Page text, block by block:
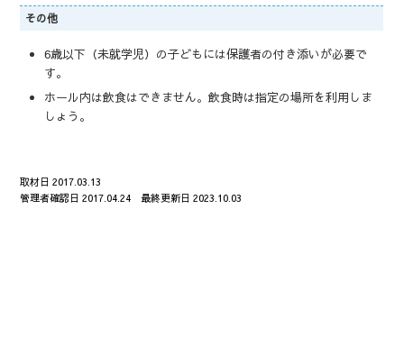
その他
6歳以下（未就学児）の子どもには保護者の付き添いが必要で
す。
ホール内は飲食はできません。飲食時は指定の場所を利用しま
しょう。
取材日 2017.03.13
管理者確認日 2017.04.24 最終更新日 2023.10.03